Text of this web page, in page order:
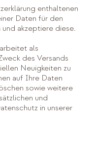
enthaltenen
Daten für den
akzeptiere diese.
als
des Versands
Neuigkeiten zu
auf Ihre Daten
sowie weitere
und
in unserer